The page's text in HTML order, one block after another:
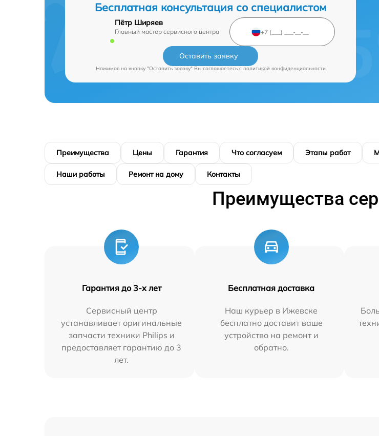
Бесплатная консультация со специалистом
Пётр Ширяев
Главный мастер сервисного центра
Оставить заявку
Нажимая на кнопку "Оставить заявку" Вы соглашаетесь cполитикой конфиденциальности
Преимущества Цены Гарантия Что согласуем Этапы работ
Наши работы Ремонт на дому Контакты
Преимущества
Гарантия до 3-х лет
Сервисный центр
устанавливает оригинальные
запчасти техники Philips и
предоставляет гарантию до 3
лет.
Бесплатная доставка
Наш курьер в Ижевске
бесплатно доставит ваше
устройство на ремонт и
обратно.